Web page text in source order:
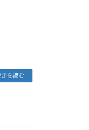
を読む